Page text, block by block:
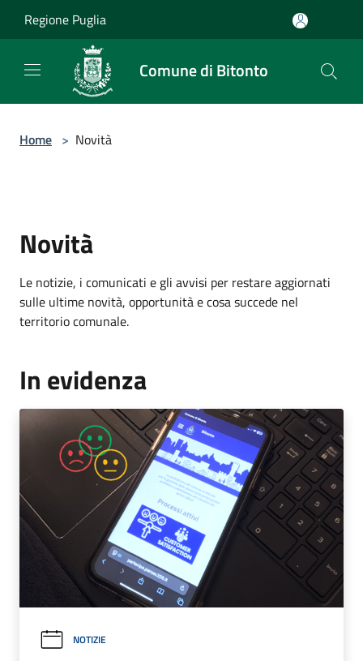
Regione Puglia
Comune di Bitonto
Home > Novità
Novità
Le notizie, i comunicati e gli avvisi per restare aggiornati
sulle ultime novità, opportunità e cosa succede nel
territorio comunale.
In evidenza
NOTIZIE